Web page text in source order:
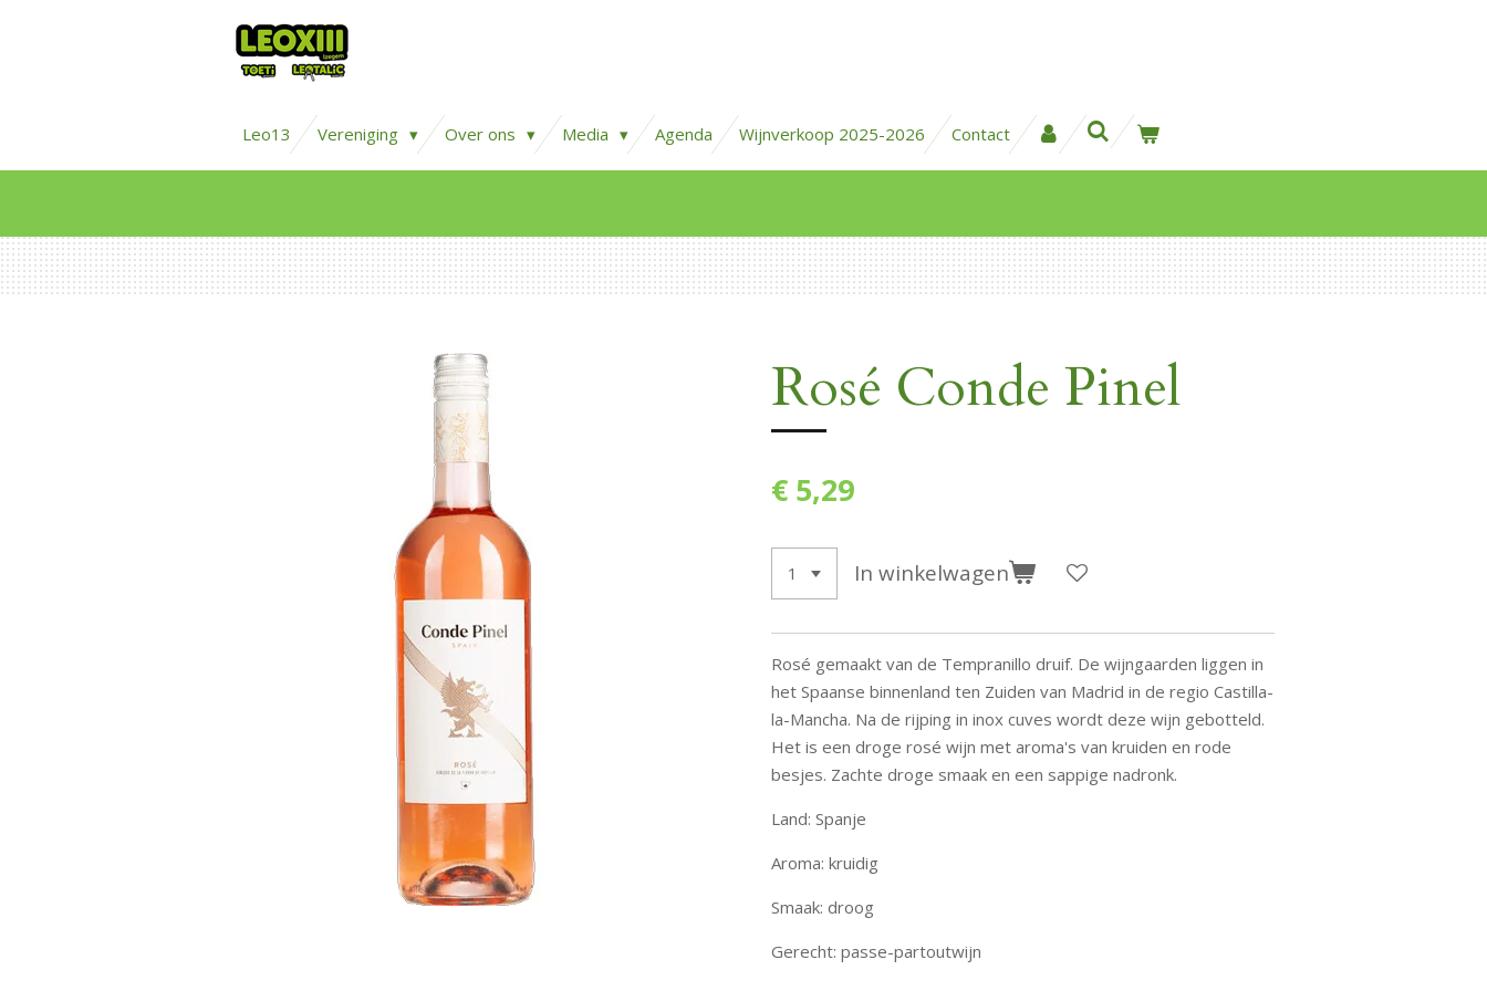
Leo13 Vereniging Over ons Media Agenda Wijnverkoop 2025-2026 Contact
Rosé Conde Pinel
€ 5,29
In winkelwagen
Rosé gemaakt van de Tempranillo druif. De wijngaarden liggen in
het Spaanse binnenland ten Zuiden van Madrid in de regio Castilla-
la-Mancha. Na de rijping in inox cuves wordt deze wijn gebotteld.
Het is een droge rosé wijn met aroma's van kruiden en rode
besjes. Zachte droge smaak en een sappige nadronk.
Land: Spanje
Aroma: kruidig
Smaak: droog
Gerecht: passe-partoutwijn